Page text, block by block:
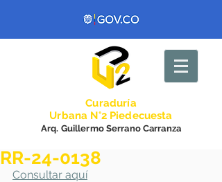
Curaduría
Urbana N°2 Piedecuesta
Arq. Guillermo Serrano Carranza
RR-24-0138
Consultar aquí